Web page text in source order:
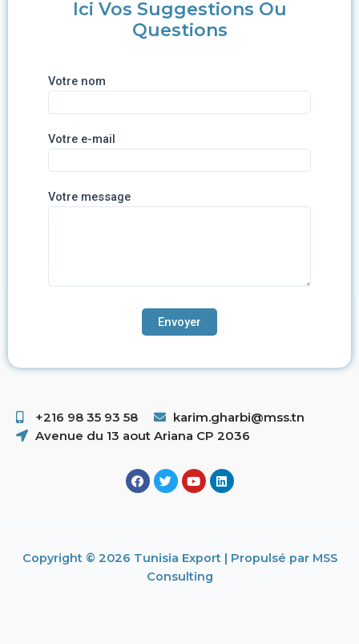
Ici Vos Suggestions Ou
Questions
Votre nom
Votre e-mail
Votre message
+216 98 35 93 58 ​
karim.gharbi@mss.tn
Avenue du 13 aout Ariana CP 2036
Copyright © 2026 Tunisia Export | Propulsé par MSS
Consulting